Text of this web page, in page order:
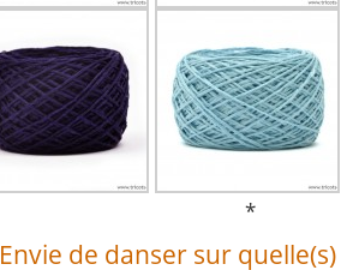
*
Envie de danser sur